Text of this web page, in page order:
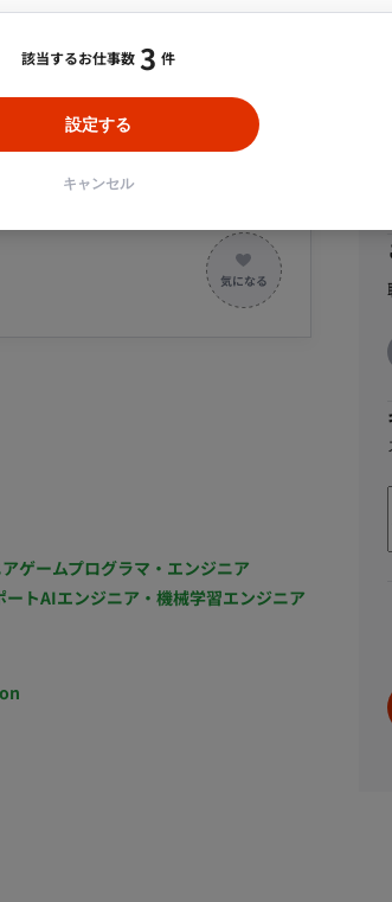
らSaaS業界へ】専門知識は不
ムだからこそ、自分の意見が
役員秘書業務案件
数： 週5日
約・国内海外の出張の手配）
作成発送 会食時の手土産手
ンスはドライバーが行います）
児休業 ▼介護休暇・介護休業
キル・希望を考慮の上決定 昇
喫煙対策：あり 福利厚生・
健康診断 社員割引 部活動(テ
有
ゲームプログラマ・エンジニア
ートAIエンジニア・機械学習エンジニア
該当するお仕事数 3 件
設定する
キャンセル